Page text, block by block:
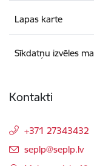
Lapas karte
Sīkdatņu izvēles
Kontakti
+371 27343432
E-pasts:
seplp@seplp.lv